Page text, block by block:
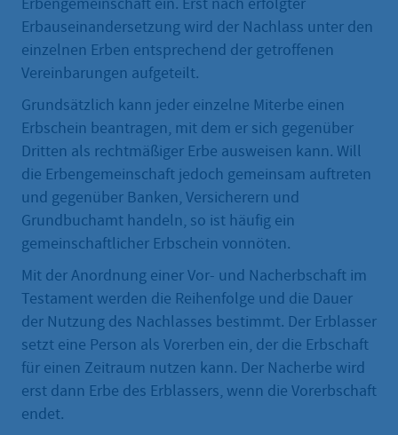
Erbengemeinschaft ein. Erst nach erfolgter
Erbauseinandersetzung wird der Nachlass unter den
einzelnen Erben entsprechend der getroffenen
Vereinbarungen aufgeteilt.
Grundsätzlich kann jeder einzelne Miterbe einen
Erbschein beantragen, mit dem er sich gegenüber
Dritten als rechtmäßiger Erbe ausweisen kann. Will
die Erbengemeinschaft jedoch gemeinsam auftreten
und gegenüber Banken, Versicherern und
Grundbuchamt handeln, so ist häufig ein
gemeinschaftlicher Erbschein vonnöten.
Mit der Anordnung einer Vor- und Nacherbschaft im
Testament werden die Reihenfolge und die Dauer
der Nutzung des Nachlasses bestimmt. Der Erblasser
setzt eine Person als Vorerben ein, der die Erbschaft
für einen Zeitraum nutzen kann. Der Nacherbe wird
erst dann Erbe des Erblassers, wenn die Vorerbschaft
endet.